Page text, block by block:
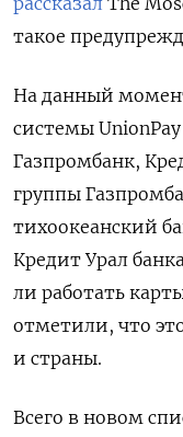
такое
На данный
системы UnionPay
Газпромбанк,
группы
тихоокеанский
Кредит Урал
ли работать
отметили, что
и страны.
Всего в новом